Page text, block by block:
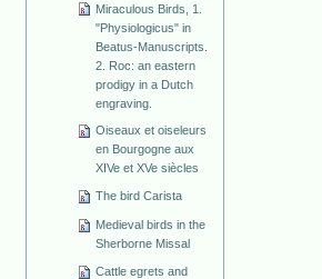
Miraculous Birds, 1.
"Physiologicus" in
Beatus-Manuscripts.
2. Roc: an eastern
prodigy in a Dutch
engraving.
Oiseaux et oiseleurs
en Bourgogne aux
XIVe et XVe siècles
The bird Carista
Medieval birds in the
Sherborne Missal
Cattle egrets and